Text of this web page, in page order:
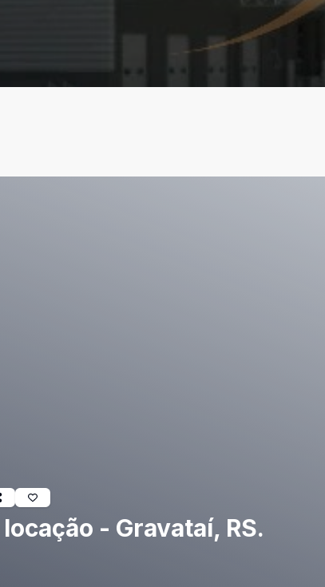
- Gravataí, RS.